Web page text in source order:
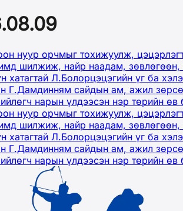
нуур орчмыг тохижуулж,
шилжиж, найр наадам, зөвлөгөөн,
хатагтай Л.Болорцэцэгийн үг ба
Г.Дамдинням сайдын ам, ажил
нарын үлдээсэн нэр төрийн өв
нуур орчмыг тохижуулж,
шилжиж, найр наадам, зөвлөгөөн,
хатагтай Л.Болорцэцэгийн үг ба
Г.Дамдинням сайдын ам, ажил
нарын үлдээсэн нэр төрийн өв